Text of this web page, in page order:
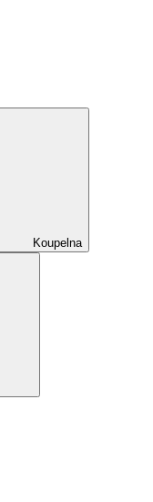
Koupelna